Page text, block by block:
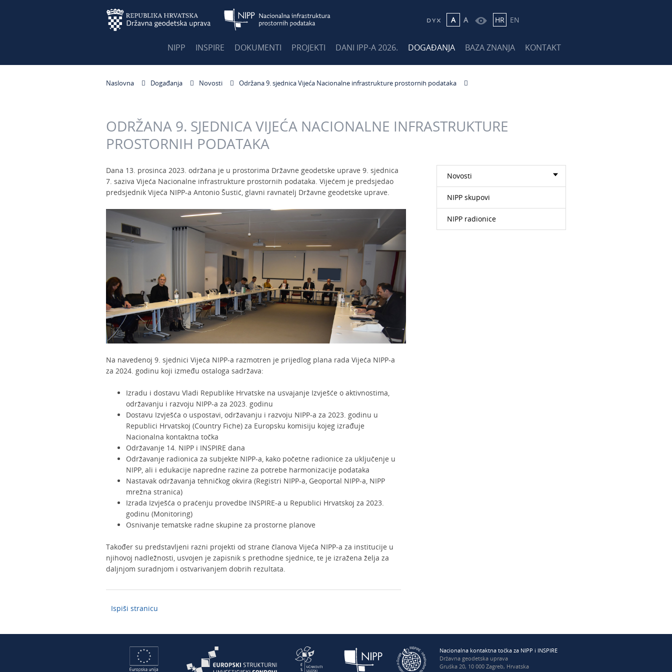
A A HR EN
NIPP INSPIRE DOKUMENTI PROJEKTI DANI IPP-A 2026. DOGAĐANJA BAZA ZNANJA KONTAKT
Naslovna Događanja Novosti Održana 9. sjednica Vijeća Nacionalne infrastrukture prostornih podataka
ODRŽANA 9. SJEDNICA VIJEĆA NACIONALNE INFRASTRUKTURE
PROSTORNIH PODATAKA
Dana 13. prosinca 2023. održana je u prostorima Državne geodetske uprave 9. sjednica
7. saziva Vijeća Nacionalne infrastrukture prostornih podataka. Vijećem je predsjedao
predsjednik Vijeća NIPP-a Antonio Šustić, glavni ravnatelj Državne geodetske uprave.
Na navedenoj 9. sjednici Vijeća NIPP-a razmotren je prijedlog plana rada Vijeća NIPP-a
za 2024. godinu koji između ostaloga sadržava:
Izradu i dostavu Vladi Republike Hrvatske na usvajanje Izvješće o aktivnostima,
održavanju i razvoju NIPP-a za 2023. godinu
Dostavu Izvješća o uspostavi, održavanju i razvoju NIPP-a za 2023. godinu u
Republici Hrvatskoj (Country Fiche) za Europsku komisiju kojeg izrađuje
Nacionalna kontaktna točka
Održavanje 14. NIPP i INSPIRE dana
Održavanje radionica za subjekte NIPP-a, kako početne radionice za uključenje u
NIPP, ali i edukacije napredne razine za potrebe harmonizacije podataka
Nastavak održavanja tehničkog okvira (Registri NIPP-a, Geoportal NIPP-a, NIPP
mrežna stranica)
Izrada Izvješća o praćenju provedbe INSPIRE-a u Republici Hrvatskoj za 2023.
godinu (Monitoring)
Osnivanje tematske radne skupine za prostorne planove
Također su predstavljeni razni projekti od strane članova Vijeća NIPP-a za institucije u
njihovoj nadležnosti, usvojen je zapisnik s prethodne sjednice, te je izražena želja za
daljnjom suradnjom i ostvarivanjem dobrih rezultata.
Ispiši stranicu
Novosti
NIPP skupovi
NIPP radionice
Nacionalna kontaktna točka za NIPP i INSPIRE
Državna geodetska uprava
Gruška 20, 10 000 Zagreb, Hrvatska